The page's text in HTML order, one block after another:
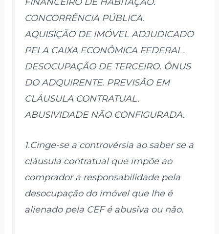
CONCORRÊNCIA PÚBLICA.
AQUISIÇÃO DE IMÓVEL ADJUDICADO
PELA CAIXA ECONÔMICA FEDERAL.
DESOCUPAÇÃO DE TERCEIRO. ÔNUS
DO ADQUIRENTE. PREVISÃO EM
CLÁUSULA CONTRATUAL.
ABUSIVIDADE NÃO CONFIGURADA.
1.Cinge-se a controvérsia ao saber se a
cláusula contratual que impõe ao
comprador a responsabilidade pela
desocupação do imóvel que lhe é
alienado pela CEF é abusiva ou não.